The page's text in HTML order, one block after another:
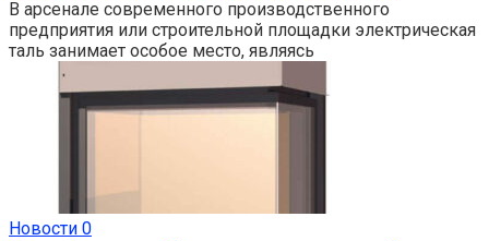
В арсенале современного производственного
предприятия или строительной площадки электрическая
таль занимает особое место, являясь
Новости 0